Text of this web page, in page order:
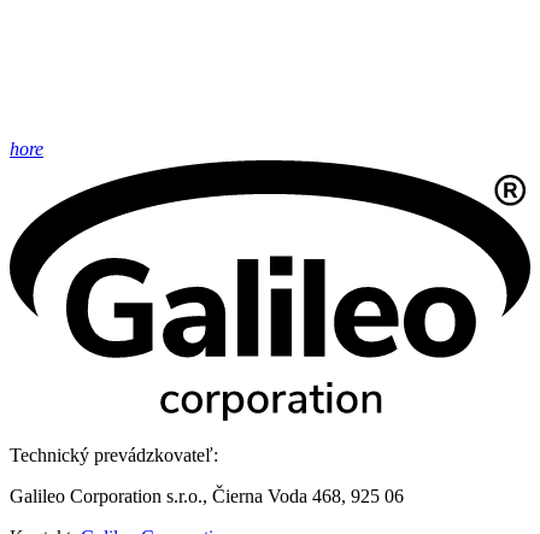
hore
Technický prevádzkovateľ:
Galileo Corporation s.r.o., Čierna Voda 468, 925 06